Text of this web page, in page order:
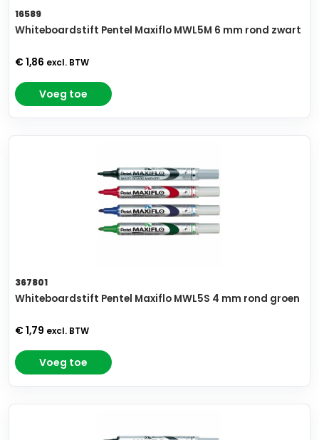
16589
Whiteboardstift Pentel Maxiflo MWL5M 6 mm rond zwart
€ 1,86 excl. BTW
Voeg toe
367801
Whiteboardstift Pentel Maxiflo MWL5S 4 mm rond groen
€ 1,79 excl. BTW
Voeg toe